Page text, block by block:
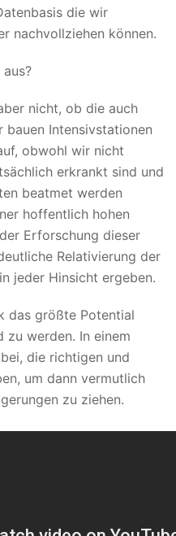
die wir
nachvollziehen können.
nicht, ob die auch
Intensivstationen
obwohl wir nicht
erkrankt sind und
beatmet werden
hoffentlich hohen
Erforschung dieser
Relativierung der
jeder Hinsicht ergeben.
das größte Potential
zu werden. In einem
die richtigen und
um dann vermutlich
zu ziehen.